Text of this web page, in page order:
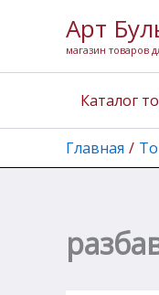
содержимому
Арт
магазин товаров
Каталог
Главная